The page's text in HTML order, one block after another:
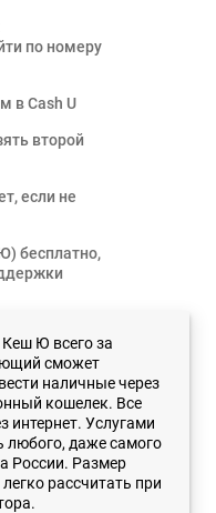
по номеру
в Cash U
второй
если не
бесплатно,
Ю всего за
сможет
наличные через
кошелек. Все
интернет. Услугами
любого, даже самого
России. Размер
рассчитать при